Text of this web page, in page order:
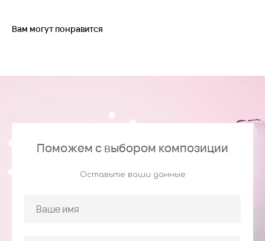
Вам могут понравится
Поможем с выбором композиции
Оставьте ваши данные